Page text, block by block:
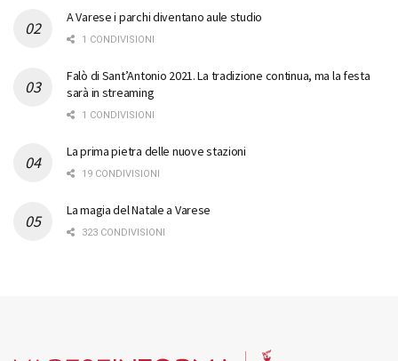
A Varese i parchi diventano aule studio
1 CONDIVISIONI
Falò di Sant’Antonio 2021. La tradizione continua, ma la festa
sarà in streaming
1 CONDIVISIONI
La prima pietra delle nuove stazioni
19 CONDIVISIONI
La magia del Natale a Varese
323 CONDIVISIONI